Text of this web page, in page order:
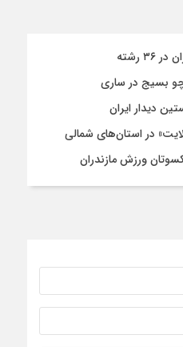
رشته
بسیج در ساری
دیدار ایران
در استان‌های شمالی
ورزش مازندران